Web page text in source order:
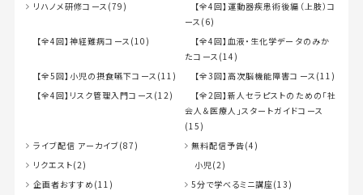
リハノメ研修コース(79)
【全4回】運動器疾患術後編（上肢）コ
ース(6)
【全4回】神経難病コース(10)
【全4回】血液・生化学データのみか
たコース(14)
【全5回】小児の摂食嚥下コース(11)
【全3回】高次脳機能障害コース(11)
【全4回】リスク管理入門コース(12)
【全2回】新人セラピストのための「社
会人＆医療人」スタートガイドコース
(15)
ライブ配信 アーカイブ(87)
無料配信予告(4)
リクエスト(2)
小児(2)
企画者おすすめ(11)
5分で学べるミニ講座(13)